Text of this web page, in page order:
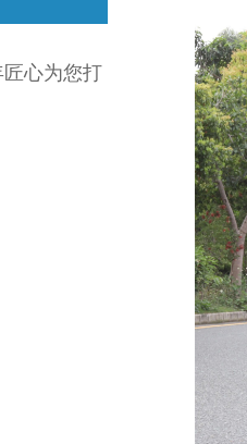
心为您打